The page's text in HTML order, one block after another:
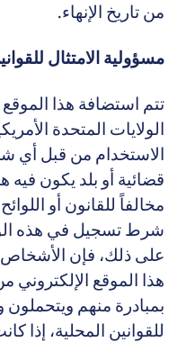
من تاريخ الإنهاء.
مسؤولية الامتثال للقوانين
تتم استضافة هذا الموقع
الولايات المتحدة
الاستخدام من قبل أي
قضائية أو بلد يكون فيه هذا
مخالفاً للقانون أو
شرط تسجيل في هذه الولاية
على ذلك، فإن الأشخاص
هذا الموقع الإلكتروني
بمبادرة منهم ويتحملون
للقوانين المحلية، إذا كانت